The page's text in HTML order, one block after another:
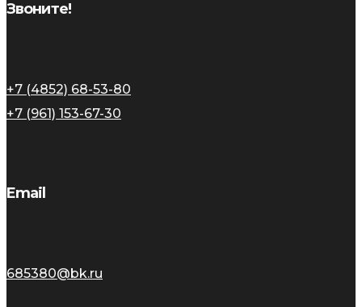
Звоните!
+7 (4852) 68-53-80
+7 (961) 153-67-30
Email
685380@bk.ru